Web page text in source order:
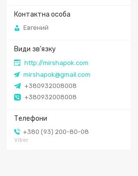
Евгений
http://mirshapok.com
mirshapok@gmail.com
+380932008008
+380932008008
+380 (93) 200-80-08
Viber